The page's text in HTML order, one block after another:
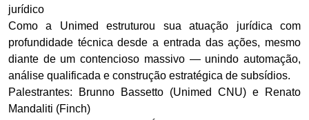
jurídico
Como a Unimed estruturou sua atuação jurídica com
profundidade técnica desde a entrada das ações, mesmo
diante de um contencioso massivo — unindo automação,
análise qualificada e construção estratégica de subsídios.
Palestrantes: Brunno Bassetto (Unimed CNU) e Renato
Mandaliti (Finch)